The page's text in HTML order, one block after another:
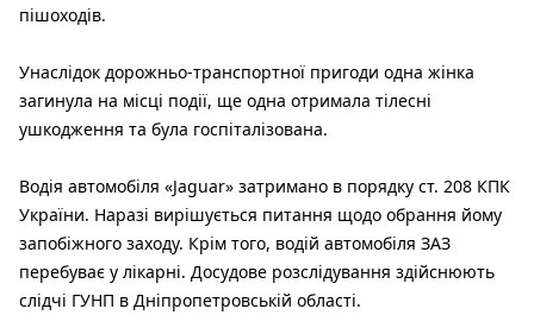
пішоходів.
Унаслідок дорожньо-транспортної пригоди одна жінка
загинула на місці події, ще одна отримала тілесні
ушкодження та була госпіталізована.
Водія автомобіля «Jaguar» затримано в порядку ст. 208 КПК
України. Наразі вирішується питання щодо обрання йому
запобіжного заходу. Крім того, водій автомобіля ЗАЗ
перебуває у лікарні. Досудове розслідування здійснюють
слідчі ГУНП в Дніпропетровській області.